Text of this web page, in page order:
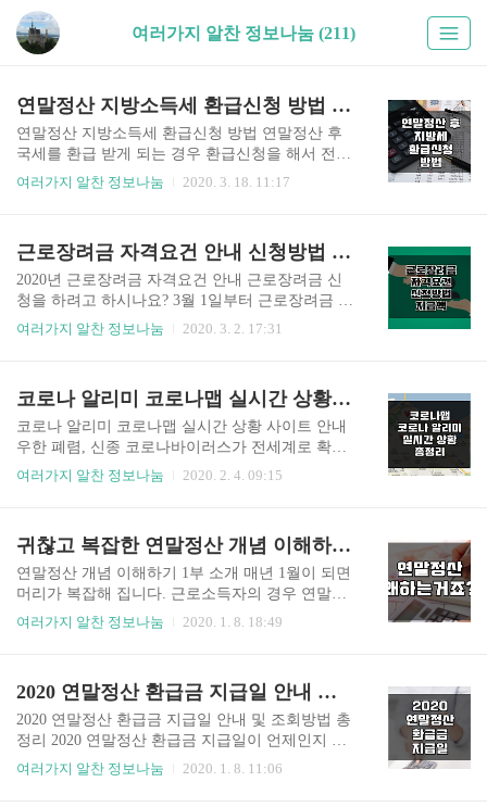
여러가지 알찬 정보나눔 (211)
연말정산 지방소득세 환급신청 방법 위택스 지방세환급 신청기간 안내
연말정산 지방소득세 환급신청 방법 연말정산 후
국세를 환급 받게 되는 경우 환급신청을 해서 전체
금액을 한꺼번에 환급 받는 방법이 있고 차기이월
만 지방소득세는 별도로 신청을 해야 합니다. 오늘
은 연말정산 지방소득세 환급신청 방법에 대해 안
내해 드리겠습니다. 저희 회사는 올해 한 번에 환급
신청을 해서 환급을 받아 회사 계좌로 국세환급금
이 잘 이체가 되어 들어왔습니다. 그런데 문제는 지
사가 알아서 각 지방자치단체에 신청을 해야 합니
다. 신청을 안하면 환급을 안해줍니다. 왜냐하면..
여러가지 알찬 정보나눔 2020. 3. 18. 11:17
근로장려금 자격요건 안내 신청방법 기간 지급액 정보 총정리 2020년(최신내용)
2020년 근로장려금 자격요건 안내 근로장려금 신
청을 하려고 하시나요? 3월 1일부터 근로장려금 신
청이 시작되었습니다. 반기 근로장려금 신청기간
로장려금 신청이 시작되었습니다. 근로장려금은
빈곤층 근로자 가구에 근로소득 규모에 따라 현금
을 차등 지급해주는 제도입니다. 2006년 도입되어
2015년부터 지급대상을 자영업자까지 확대했습니
다. 2018년까지는 전년도 소득을 기준으로 5월에
와 근로유인 효과가 낮다는 의견과 함께 2019년부
터 저소득 근로소득자에 대해 6개..
여러가지 알찬 정보나눔 2020. 3. 2. 17:31
코로나 알리미 코로나맵 실시간 상황 링크 안내 사용법(+추가) 확진자 이동경로
코로나 알리미 코로나맵 실시간 상황 사이트 안내
우한 폐렴, 신종 코로나바이러스가 전세계로 확산
되면서 우리나라의 확진자가 15명으로 늘어났습니
의 공포 속에서 우리나라 대학생들이 코로나맵에
이어 코로나 알리미 사이트를 개발해서 화제입니
다. 해당 사이트 링크 뿐 아니라 사용 방법에 대해
알려드리겠습니다. 코로나맵 경희대 학생이 만든
코로나맵은 질병관리본부에서 발표한 확진자 경로
맵을 보면 확진자들의 이동경로를 점으로 표기되
어 있으며 확진자들의 이동경로를 한 눈에 확..
여러가지 알찬 정보나눔 2020. 2. 4. 09:15
귀찮고 복잡한 연말정산 개념 이해하기 안내 - 제 1부
연말정산 개념 이해하기 1부 소개 매년 1월이 되면
머리가 복잡해 집니다. 근로소득자의 경우 연말정
산이라는 것을 하는데요. 1800만명이 넘는 근로자
탄을 맞을 수도 있기 때문에 꼭 해야 합니다. 왜 연
말정산을 해야하는지 연말정산이 무엇인지 잘 모
르는 분들은 아래 내용을 참고하시기 바랍니다. 한
해를 마무리하고 새 해가 시작되면 모든 것이 새로
워지지 않습니다. 지난 해의 소득에 대한 정산이 필
여러가지 알찬 정보나눔 2020. 1. 8. 18:49
2020 연말정산 환급금 지급일 안내 환급금 조회 방법 총정리 손택스 연말정산 간편계산기
2020 연말정산 환급금 지급일 안내 및 조회방법 총
정리 2020 연말정산 환급금 지급일이 언제인지 궁
금하신가요? 환급금 조회 방법도 알고 싶으시죠? 2
여러가지 알찬 정보나눔 2020. 1. 8. 11:06